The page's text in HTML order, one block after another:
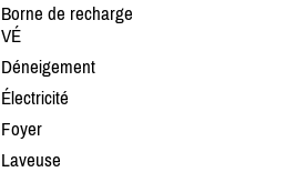
Borne de recharge
VÉ
Déneigement
Électricité
Foyer
Laveuse